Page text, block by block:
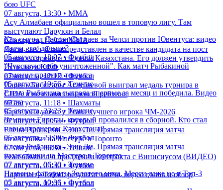
бою UFC
07 августа, 13:30 • ММА
Асу Алмабаев официально вошел в топовую лигу. Там
выступают Царукян и Белал
07 августа, 13:04 • ММА
Джон ван'т Схип представлен в качестве кандидата на пост
главного тренера сборной Казахстана. Его должен утвердить
Исполком КФФ
07 августа, 12:17 • Футбол
Парень Бибисары Асаубаевой выиграл медаль турнира в
США и возглавил мировой рейтинг
07 августа, 11:18 • Шахматы
Барселона увела у Реала лучшего игрока ЧМ-2026
07 августа, 09:54 • Футбол
Елена Рыбакина - Энн Ли. Прямая трансляция матча
казахстанки на Мастерс в Торонто
07 августа, 06:30 • Теннис
Реал объявил о продлении контракта с Винисиусом (ВИДЕО)
07 августа, 05:30 • Футбол
Партизан - Тобол: результат матча, видео голов и обзор
07 августа, 02:05 • Футбол
Как сыграл Дастан Сатпаев за Челси против Ювентуса: видео
матча, что дальше?
05 августа, 18:07 • Футбол
"Чувствую себя уничтоженной". Как матч Рыбакиной
изменил правила тенниса
05 августа, 19:56 • Теннис
Елена Рыбакина сыграла впервые за месяц и победила. Видео
матча
05 августа, 23:23 • Теннис
Чемпион Европы, который провалился в сборной. Кто стал
новым тренером Казахстана?
06 августа, 22:00 • Футбол
Елена Рыбакина - Энн Ли. Прямая трансляция матча
казахстанки на Мастерс в Торонто
07 августа, 06:30 • Теннис
Названы фавориты Золотого мяча. Месси даже не в Топ-3
05 августа, 10:36 • Футбол